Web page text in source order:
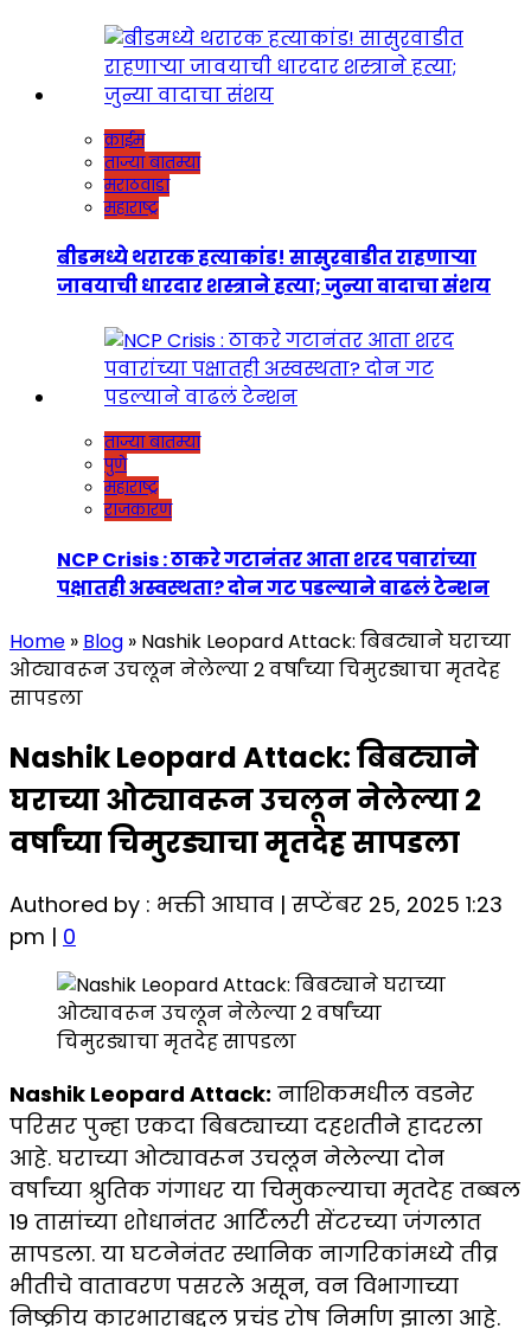
क्राईम
ताज्या बातम्या
मराठवाडा
महाराष्ट्र
बीडमध्ये थरारक हत्याकांड! सासुरवाडीत राहणाऱ्या
जावयाची धारदार शस्त्राने हत्या; जुन्या वादाचा संशय
ताज्या बातम्या
पुणे
महाराष्ट्र
राजकारण
NCP Crisis : ठाकरे गटानंतर आता शरद पवारांच्या
पक्षातही अस्वस्थता? दोन गट पडल्याने वाढलं टेन्शन
Home » Blog » Nashik Leopard Attack: बिबट्याने घराच्या
ओट्यावरून उचलून नेलेल्या 2 वर्षांच्या चिमुरड्याचा मृतदेह
सापडला
Nashik Leopard Attack: बिबट्याने
घराच्या ओट्यावरून उचलून नेलेल्या 2
वर्षांच्या चिमुरड्याचा मृतदेह सापडला
Authored by : भक्ती आघाव | सप्टेंबर 25, 2025 1:23
pm | 0
Nashik Leopard Attack: नाशिकमधील वडनेर
परिसर पुन्हा एकदा बिबट्याच्या दहशतीने हादरला
आहे. घराच्या ओट्यावरून उचलून नेलेल्या दोन
वर्षांच्या श्रुतिक गंगाधर या चिमुकल्याचा मृतदेह तब्बल
19 तासांच्या शोधानंतर आर्टिलरी सेंटरच्या जंगलात
सापडला. या घटनेनंतर स्थानिक नागरिकांमध्ये तीव्र
भीतीचे वातावरण पसरले असून, वन विभागाच्या
निष्क्रीय कारभाराबद्दल प्रचंड रोष निर्माण झाला आहे.